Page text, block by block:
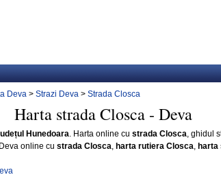
Deva > Strazi Deva > Strada Closca
Harta strada Closca - Deva
Hunedoara. Harta online cu strada Closca, ghidul
online cu strada Closca, harta rutiera Closca, harta